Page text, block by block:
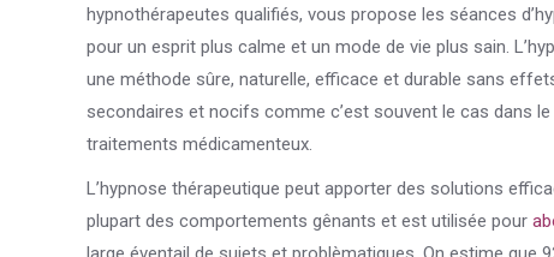
hypnothérapeutes qualifiés, vous propose les séances
pour un esprit plus calme et un mode de vie plus sain.
une méthode sûre, naturelle, efficace et durable sans
secondaires et nocifs comme c’est souvent le cas dans
traitements médicamenteux.
L’hypnose thérapeutique peut apporter des solutions
plupart des comportements gênants et est utilisée pour